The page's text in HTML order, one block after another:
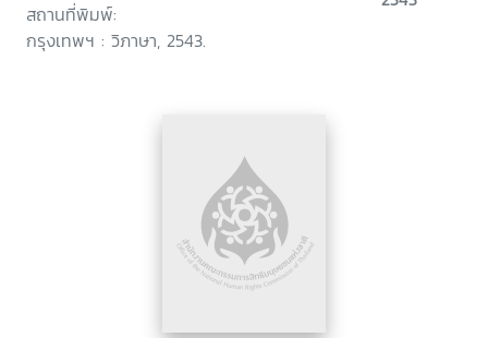
สถานที่พิมพ์:
กรุงเทพฯ : วิภาษา, 2543.